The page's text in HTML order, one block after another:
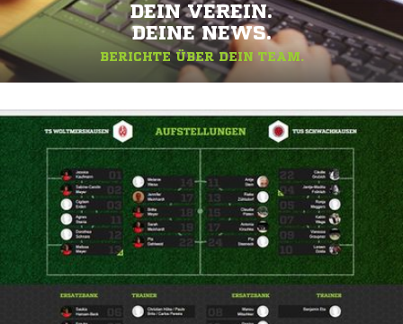
DEIN VEREIN.
DEINE NEWS.
BERICHTE ÜBER DEIN TEAM.